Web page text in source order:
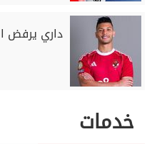
داري يرفض
خدمات